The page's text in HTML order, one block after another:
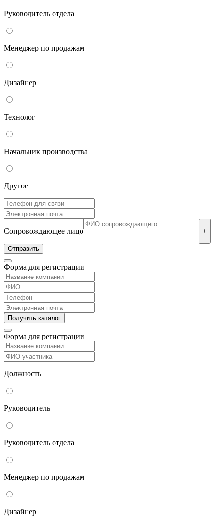
Руководитель отдела
Менеджер по продажам
Дизайнер
Технолог
Начальник производства
Другое
Сопровождающее лицо +
Форма для регистрации
Форма для регистрации
Должность
Руководитель
Руководитель отдела
Менеджер по продажам
Дизайнер